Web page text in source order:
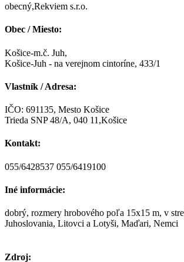
obecný,Rekviem s.r.o.
Obec / Miesto:
Košice-m.č. Juh,
Košice-Juh - na verejnom cintoríne, 433/1
Vlastník / Adresa:
IČO: 691135, Mesto Košice
Trieda SNP 48/A, 040 11,Košice
Kontakt:
055/6428537 055/6419100
Iné informácie:
dobrý, rozmery hrobového poľa 15x15 m, v
Juhoslovania, Litovci a Lotyši, Maďari, Nemci
Zdroj: